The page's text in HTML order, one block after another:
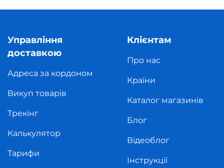
Управління
доставкою
Адреса за кордоном
Викуп товарів
Трекінг
Калькулятор
Тарифи
Клієнтам
Про нас
Країни
Каталог магазинів
Блог
Відеоблог
Інструкції